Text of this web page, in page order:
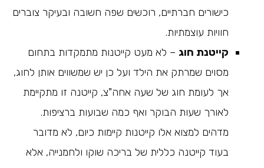
כישורים חברתיים, רוכשים שפה חשובה ובעיקר צוברים
חוויות עוצמתיות.
קייטנת חוג – לא מעט קייטנות מתמקדות בתחום
מסוים שמרתק את הילד ועל כן יש שמשווים אותן לחוג,
אך לעומת חוג של שעה אחה"צ, קייטנה זו מתקיימת
לאורך שעות הבוקר ואף כמה שבועות ברציפות.
מדהים למצוא אלו קייטנות קיימות כיום, לא מדובר
בעוד קייטנה כללית של בריכה שוקו ולחמנייה, אלא